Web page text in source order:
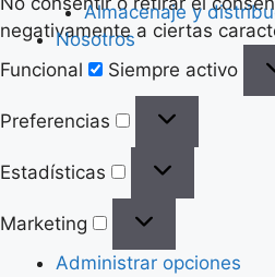
negativamente a ciertas
Funcional
Siempre activo
Preferencias
Estadísticas
Marketing
Administrar opciones
Almacenaje y
Nosotros